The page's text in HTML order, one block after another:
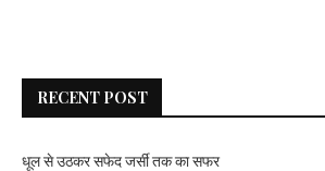
RECENT POST
धूल से उठकर सफेद जर्सी तक का सफर